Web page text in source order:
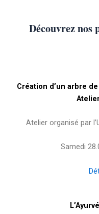
Découvrez nos
Création d’un arbre
Atelier organisé par
Samedi